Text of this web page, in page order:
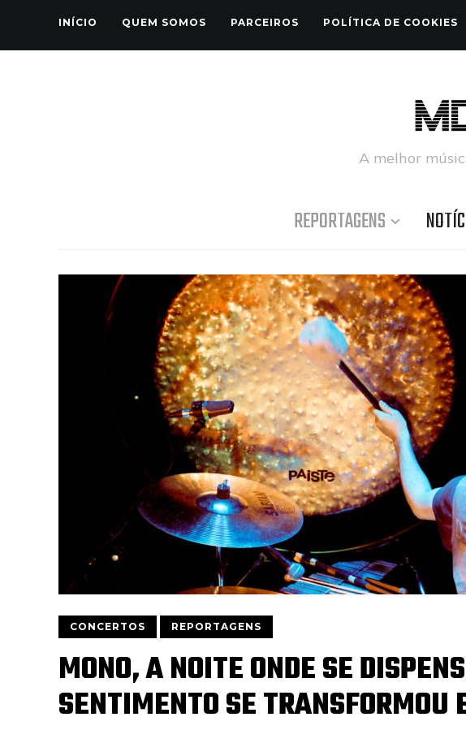
INÍCIO QUEM SOMOS PARCEIROS POLÍTICA DE COOKIES
A melhor
REPORTAGENS
CONCERTOS REPORTAGENS
MONO, A NOITE ONDE SE
SENTIMENTO SE TRANSFORMOU